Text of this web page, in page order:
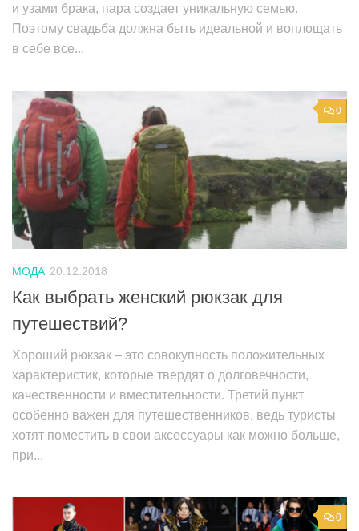
и узами брака, пара создает уникальную семью.
Поэтому свадьба должна быть идеальной и воплощать
в себе все...
0
МОДА 20.12.2018
Как выбрать женский рюкзак для
путешествий?
Хороший рюкзак – это совокупность положительных
характеристик, которые твердят о долговечности,
качественности и вместительности. Третий пункт
особенно важен для путешественников, ведь туристы
хотят поместить в свои аксессуары как можно больше,
при...
0